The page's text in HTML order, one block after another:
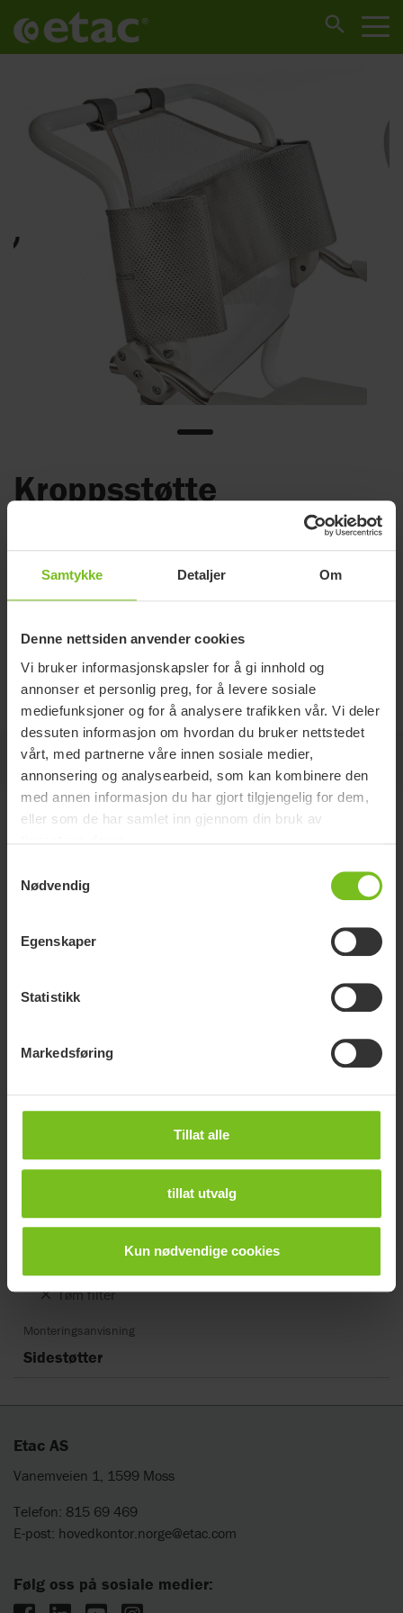
Samtykke Detaljer Om
Denne nettsiden anvender cookies
Vi bruker informasjonskapsler for å gi innhold og
annonser et personlig preg, for å levere sosiale
mediefunksjoner og for å analysere trafikken vår. Vi deler
dessuten informasjon om hvordan du bruker nettstedet
vårt, med partnerne våre innen sosiale medier,
annonsering og analysearbeid, som kan kombinere den
med annen informasjon du har gjort tilgjengelig for dem,
eller som de har samlet inn gjennom din bruk av
Nødvendig
Egenskaper
Statistikk
Markedsføring
Tillat alle
tillat utvalg
Kun nødvendige cookies
Kroppsstøtte
Materiale Polyester, polyamid, polyetylen.
Vaskes på maks 60° C
Rengjøringsinstruksjoner
På denne siden
Varianter
Kompatibel
Kroppsstøtte
Clean, Swift Mobil
formål. De aktuelle produktene kan endres uten forvarsel, og leserens
skjønn anbefales for å sikre samsvar mellom produktversjon og
artikkelnummer mot riktig oversettelse i brukermanualen.
Tøm filter
Monteringsanvisning
Sidestøtter
Etac AS
Vanemveien 1, 1599 Moss
Telefon: 815 69 469
E-post: hovedkontor.norge@etac.com
Følg oss på sosiale medier: